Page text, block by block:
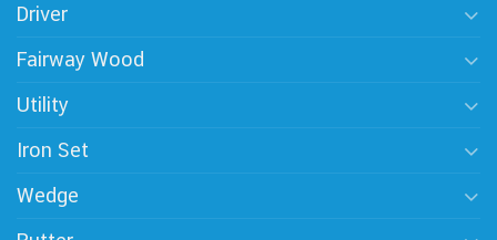
Driver
Fairway Wood
Utility
Iron Set
Wedge